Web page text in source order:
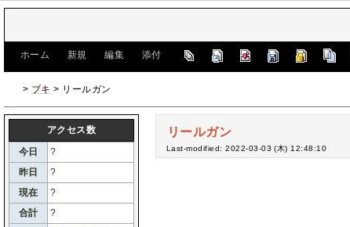
ホーム 新規 編集 添付
> ブキ > リールガン
リールガン
Last-modified: 2022-03-03 (木) 12:48:10
アクセス数
今日
?
昨日
?
現在
?
合計
?